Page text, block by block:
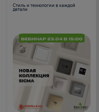
Стиль и технологии в каждой
детали